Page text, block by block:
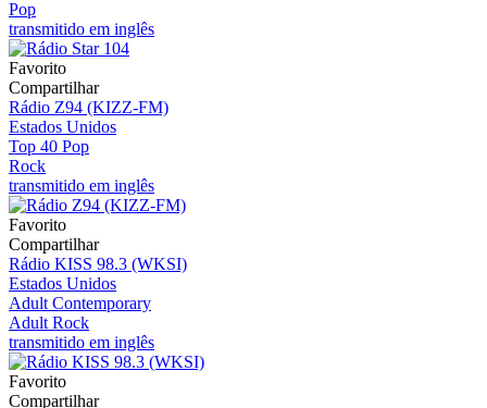
Pop
transmitido em inglês
Favorito
Compartilhar
Rádio Z94 (KIZZ-FM)
Estados Unidos
Top 40 Pop
Rock
transmitido em inglês
Favorito
Compartilhar
Rádio KISS 98.3 (WKSI)
Estados Unidos
Adult Contemporary
Adult Rock
transmitido em inglês
Favorito
Compartilhar